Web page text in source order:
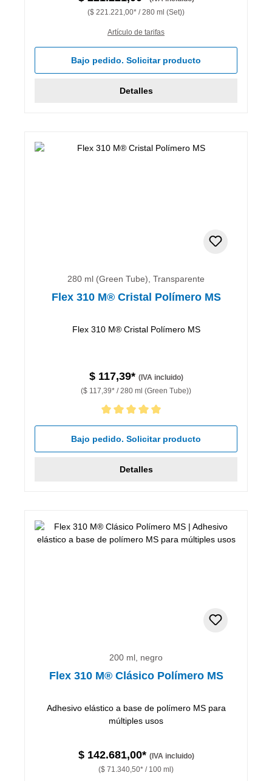
($ 221.221,00* / 280 ml (Set))
Artículo de tarifas
Bajo pedido. Solicitar producto
Detalles
280 ml (Green Tube), Transparente
Flex 310 M® Cristal Polímero MS
Flex 310 M® Cristal Polímero MS
$ 117,39* (IVA incluido)
($ 117,39* / 280 ml (Green Tube))
Calificación promedio de 5 de 5 estrellas
Bajo pedido. Solicitar producto
Detalles
200 ml, negro
Flex 310 M® Clásico Polímero MS
Adhesivo elástico a base de polímero MS para
múltiples usos
$ 142.681,00* (IVA incluido)
($ 71.340,50* / 100 ml)